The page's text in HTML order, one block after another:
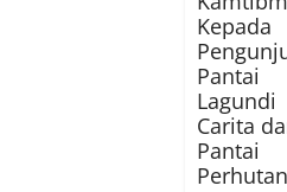
Kepada
Pantai
Lagundi
Carita
Pantai